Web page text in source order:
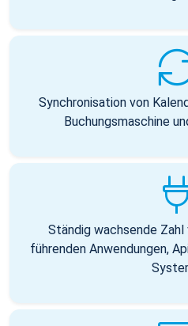
Synchronisation von
Buchungsmaschine
Ständig wachsende
führenden Anwendungen,